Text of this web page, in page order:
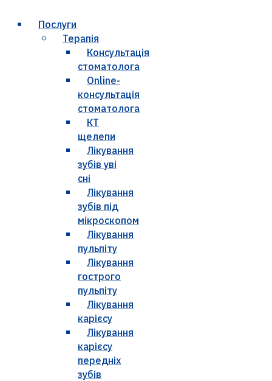
Послуги
Терапія
Консультація
стоматолога
Online-
консультація
стоматолога
КТ
щелепи
Лікування
зубів уві
сні
Лікування
зубів під
мікроскопом
Лікування
пульпіту
Лікування
гострого
пульпіту
Лікування
карієсу
Лікування
карієсу
передніх
зубів